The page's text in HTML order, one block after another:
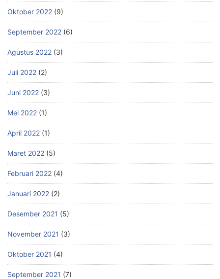
Oktober 2022 (9)
September 2022 (6)
Agustus 2022 (3)
Juli 2022 (2)
Juni 2022 (3)
Mei 2022 (1)
April 2022 (1)
Maret 2022 (5)
Februari 2022 (4)
Januari 2022 (2)
Desember 2021 (5)
November 2021 (3)
Oktober 2021 (4)
September 2021 (7)